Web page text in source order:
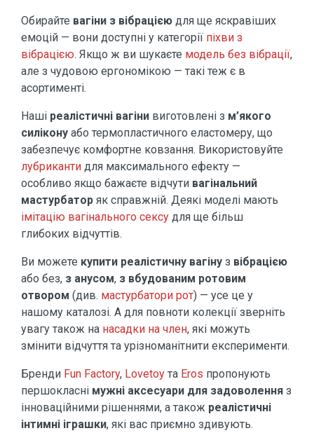
Обирайте вагіни з вібрацією для ще яскравіших
емоцій — вони доступні у категорії піхви з
вібрацією. Якщо ж ви шукаєте модель без вібрації,
але з чудовою ергономікою — такі теж є в
асортименті.
Наші реалістичні вагіни виготовлені з м’якого
силікону або термопластичного еластомеру, що
забезпечує комфортне ковзання. Використовуйте
лубриканти для максимального ефекту —
особливо якщо бажаєте відчути вагінальний
мастурбатор як справжній. Деякі моделі мають
імітацію вагінального сексу для ще більш
глибоких відчуттів.
Ви можете купити реалістичну вагіну з вібрацією
або без, з анусом, з вбудованим ротовим
отвором (див. мастурбатори рот) — усе це у
нашому каталозі. А для повноти колекції зверніть
увагу також на насадки на член, які можуть
змінити відчуття та урізноманітнити експерименти.
Бренди Fun Factory, Lovetoy та Eros пропонують
першокласні мужні аксесуари для задоволення з
інноваційними рішеннями, а також реалістичні
інтимні іграшки, які вас приємно здивують.